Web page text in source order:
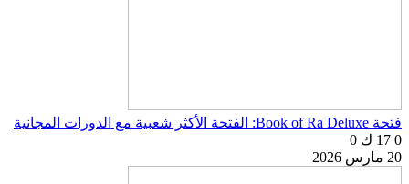
فتحة Book of Ra Deluxe: الفتحة الأكثر شعبية مع الدورات المجانية
0 17 ك
0
20 مارس 2026